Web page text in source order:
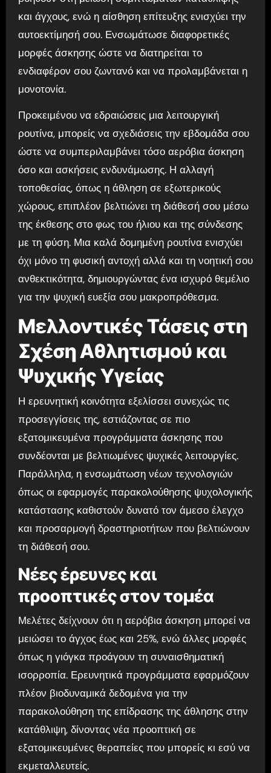
και άγχους, ενώ η αίσθηση επίτευξης ενισχύει την
αυτοεκτίμησή σου. Ενσωμάτωσε διαφορετικές
μορφές άσκησης ώστε να διατηρείται το
ενδιαφέρον σου ζωντανό και να προλαμβάνεται η
μονοτονία.
Προκειμένου να εδραιώσεις μια λειτουργική
ρουτίνα, μπορείς να σχεδιάσεις την εβδομάδα σου
ώστε να συμπεριλαμβάνει τόσο αερόβια άσκηση
όσο και ασκήσεις ενδυνάμωσης. Η αλλαγή
τοποθεσίας, όπως η άθληση σε εξωτερικούς
χώρους, επιπλέον βελτιώνει τη διάθεσή σου μέσω
της έκθεσης στο φως του ήλιου και της σύνδεσης
με τη φύση. Μια καλά δομημένη ρουτίνα ενισχύει
όχι μόνο τη φυσική αντοχή αλλά και τη νοητική σου
ανθεκτικότητα, δημιουργώντας ένα ισχυρό θεμέλιο
για την ψυχική ευεξία σου μακροπρόθεσμα.
Μελλοντικές Τάσεις στη
Σχέση Αθλητισμού και
Ψυχικής Υγείας
Η ερευνητική κοινότητα εξελίσσει συνεχώς τις
προσεγγίσεις της, εστιάζοντας σε πιο
εξατομικευμένα προγράμματα άσκησης που
συνδέονται με βελτιωμένες ψυχικές λειτουργίες.
Παράλληλα, η ενσωμάτωση νέων τεχνολογιών
όπως οι εφαρμογές παρακολούθησης ψυχολογικής
κατάστασης καθιστούν δυνατό τον άμεσο έλεγχο
και προσαρμογή δραστηριοτήτων που βελτιώνουν
τη διάθεσή σου.
Νέες έρευνες και
προοπτικές στον τομέα
Μελέτες δείχνουν ότι η αερόβια άσκηση μπορεί να
μειώσει το άγχος έως και 25%, ενώ άλλες μορφές
όπως η γιόγκα προάγουν τη συναισθηματική
ισορροπία. Ερευνητικά προγράμματα εφαρμόζουν
πλέον βιοδυναμικά δεδομένα για την
παρακολούθηση της επίδρασης της άθλησης στην
κατάθλιψη, δίνοντας νέα προοπτική σε
εξατομικευμένες θεραπείες που μπορείς κι εσύ να
εκμεταλλευτείς.